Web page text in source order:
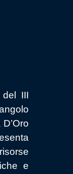
del III
e